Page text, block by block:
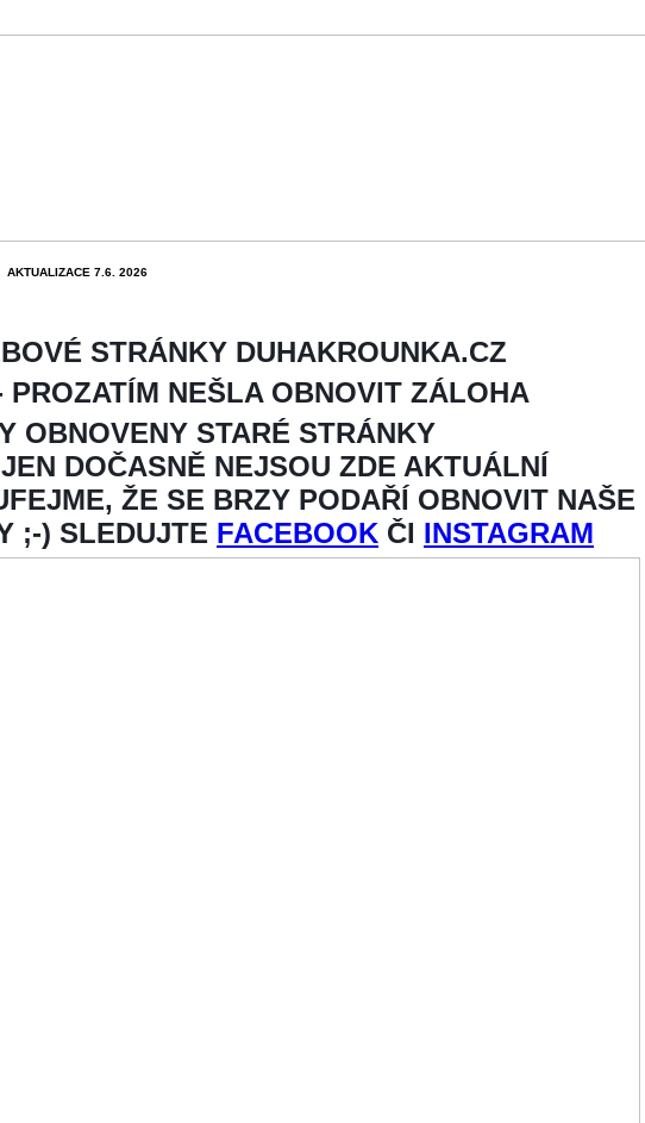
AKTUALIZACE 7.6. 2026
STRÁNKY DUHAKROUNKA.CZ
PROZATÍM NEŠLA OBNOVIT ZÁLOHA
OBNOVENY STARÉ STRÁNKY
DOČASNĚ NEJSOU ZDE AKTUÁLNÍ
ŽE SE BRZY PODAŘÍ OBNOVIT NAŠE
;-) SLEDUJTE FACEBOOK ČI INSTAGRAM